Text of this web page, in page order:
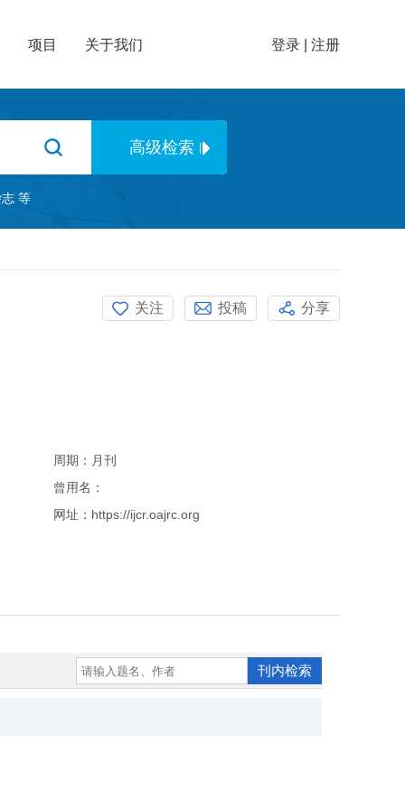
项目 关于我们 登录 注册
等
关注 投稿 分享
周期：月刊
曾用名：
网址：https://ijcr.oajrc.org